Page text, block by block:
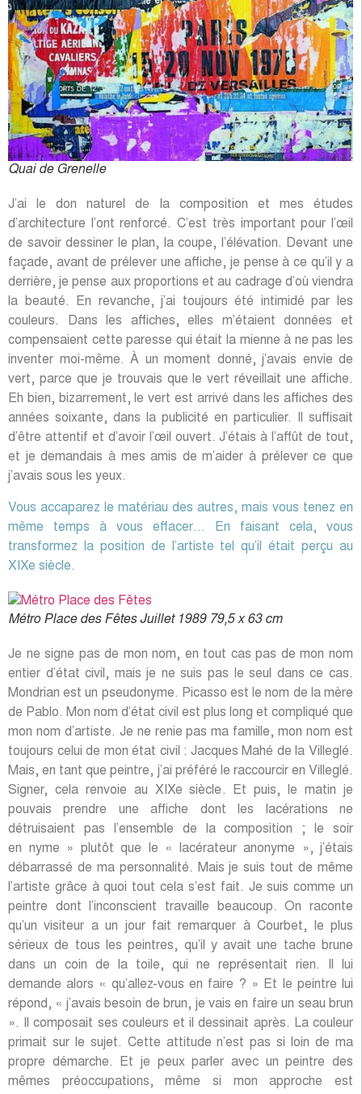
Quai de Grenelle
J’ai le don naturel de la composition et mes études
d’architecture l’ont renforcé. C’est très important pour l’œil
de savoir dessiner le plan, la coupe, l’élévation. Devant une
façade, avant de prélever une affiche, je pense à ce qu’il y a
derrière, je pense aux proportions et au cadrage d’où viendra
la beauté. En revanche, j’ai toujours été intimidé par les
couleurs. Dans les affiches, elles m’étaient données et
compensaient cette paresse qui était la mienne à ne pas les
inventer moi-même. À un moment donné, j’avais envie de
vert, parce que je trouvais que le vert réveillait une affiche.
Eh bien, bizarrement, le vert est arrivé dans les affiches des
années soixante, dans la publicité en particulier. Il suffisait
d’être attentif et d’avoir l’œil ouvert. J’étais à l’affût de tout,
et je demandais à mes amis de m’aider à prélever ce que
j’avais sous les yeux.
Vous accaparez le matériau des autres, mais vous tenez en
même temps à vous effacer… En faisant cela, vous
transformez la position de l’artiste tel qu’il était perçu au
XIXe siècle.
Métro Place des Fêtes Juillet 1989 79,5 x 63 cm
Je ne signe pas de mon nom, en tout cas pas de mon nom
entier d’état civil, mais je ne suis pas le seul dans ce cas.
Mondrian est un pseudonyme. Picasso est le nom de la mère
de Pablo. Mon nom d’état civil est plus long et compliqué que
mon nom d’artiste. Je ne renie pas ma famille, mon nom est
toujours celui de mon état civil : Jacques Mahé de la Villeglé.
Mais, en tant que peintre, j’ai préféré le raccourcir en Villeglé.
Signer, cela renvoie au XIXe siècle. Et puis, le matin je
pouvais prendre une affiche dont les lacérations ne
détruisaient pas l’ensemble de la composition ; le soir
en nyme » plutôt que le « lacérateur anonyme », j’étais
débarrassé de ma personnalité. Mais je suis tout de même
l’artiste grâce à quoi tout cela s’est fait. Je suis comme un
peintre dont l’inconscient travaille beaucoup. On raconte
qu’un visiteur a un jour fait remarquer à Courbet, le plus
sérieux de tous les peintres, qu’il y avait une tache brune
dans un coin de la toile, qui ne représentait rien. Il lui
demande alors « qu’allez-vous en faire ? » Et le peintre lui
répond, « j’avais besoin de brun, je vais en faire un seau brun
». Il composait ses couleurs et il dessinait après. La couleur
primait sur le sujet. Cette attitude n’est pas si loin de ma
propre démarche. Et je peux parler avec un peintre des
mêmes préoccupations, même si mon approche est